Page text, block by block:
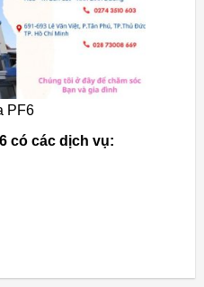
PF6
có các dịch vụ: